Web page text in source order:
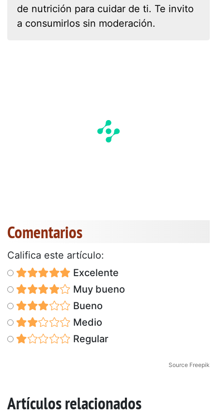
de nutrición para cuidar de ti. Te invito
a consumirlos sin moderación.
Comentarios
Califica este artículo:
Excelente
Muy bueno
Bueno
Medio
Regular
Source Freepik
Artículos relacionados